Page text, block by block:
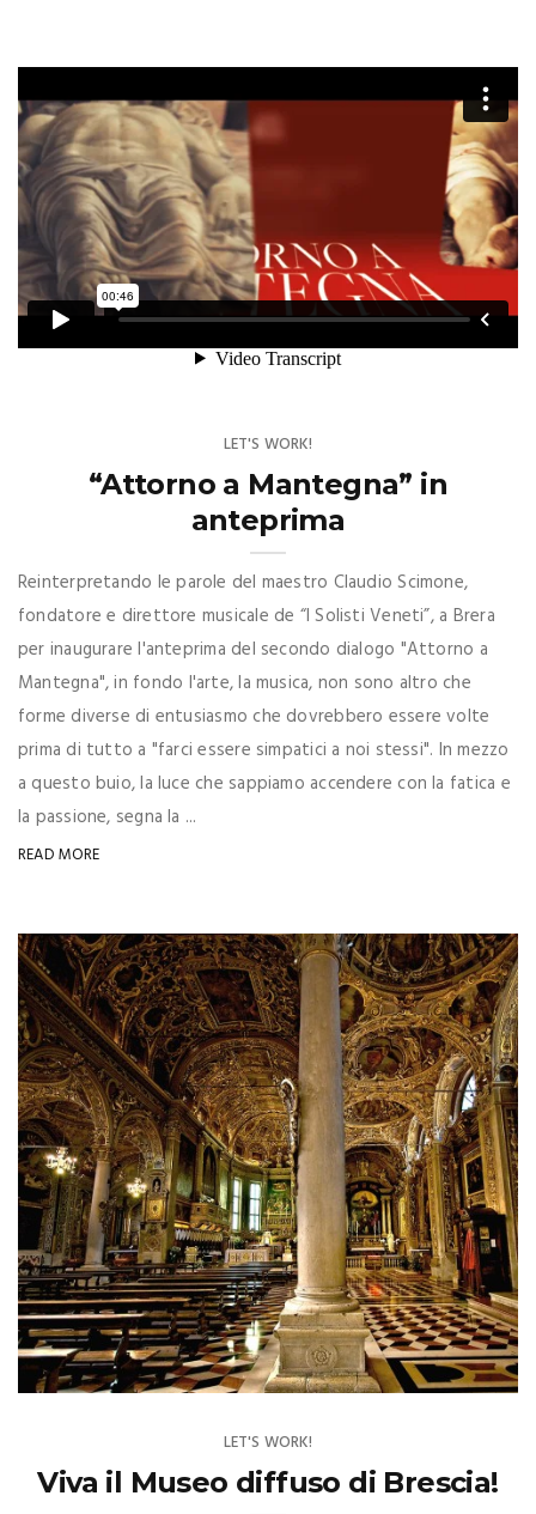
LET'S WORK!
“Attorno a Mantegna” in
anteprima
Reinterpretando le parole del maestro Claudio Scimone,
fondatore e direttore musicale de “I Solisti Veneti”, a Brera
per inaugurare l'anteprima del secondo dialogo "Attorno a
Mantegna", in fondo l'arte, la musica, non sono altro che
forme diverse di entusiasmo che dovrebbero essere volte
prima di tutto a "farci essere simpatici a noi stessi". In mezzo
a questo buio, la luce che sappiamo accendere con la fatica e
la passione, segna la ...
READ MORE
LET'S WORK!
Viva il Museo diffuso di Brescia!